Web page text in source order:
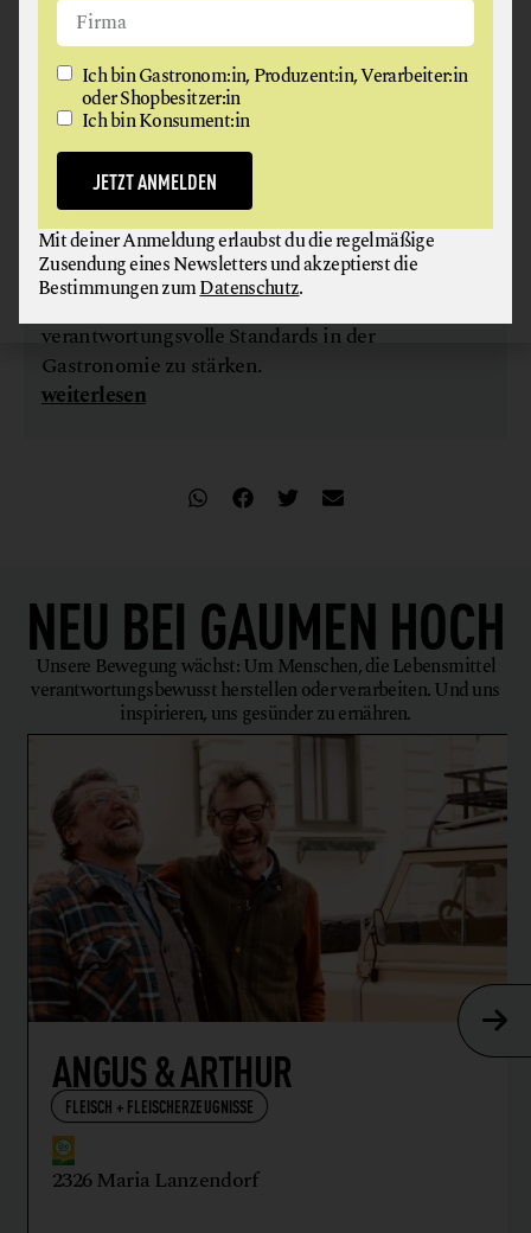
METRO ÖSTERREICH UND GAUMEN HOCH BILDEN
WERTEALLIANZPARTNERSCHAFT
METRO Österreich und Gaumen Hoch gehen
eine Werteallianzpartnerschaft ein, um Bio-
Produkte, nachhaltige Beschaffung und
verantwortungsvolle Standards in der
Gastronomie zu stärken.
weiterlesen
NEU BEI GAUMEN HOCH
Unsere Bewegung wächst: Um Menschen, die Lebensmittel
verantwortungsbewusst herstellen oder verarbeiten. Und uns
inspirieren, uns gesünder zu ernähren.
ANGUS & ARTHUR
FLEISCH + FLEISCHERZEUGNISSE
2326 Maria Lanzendorf
Ich bin Gastronom:in, Produzent:in, Verarbeiter:in
oder Shopbesitzer:in
Ich bin Konsument:in
JETZT ANMELDEN
Mit deiner Anmeldung erlaubst du die regelmäßige
Zusendung eines Newsletters und akzeptierst die
Bestimmungen zumDatenschutz.